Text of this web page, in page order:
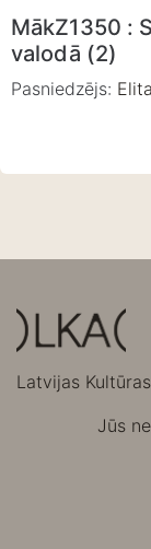
MākZ1350 :
valodā (2)
Pasniedzējs:
Latvijas
Jūs